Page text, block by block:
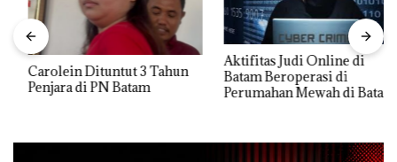
Carolein Dituntut 3 Tahun
Penjara di PN Batam
Aktifitas Judi Online di
Batam Beroperasi di
Perumahan Mewah di Batam